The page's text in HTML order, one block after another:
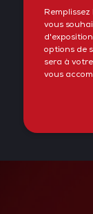
vous
options de
sera à
vous